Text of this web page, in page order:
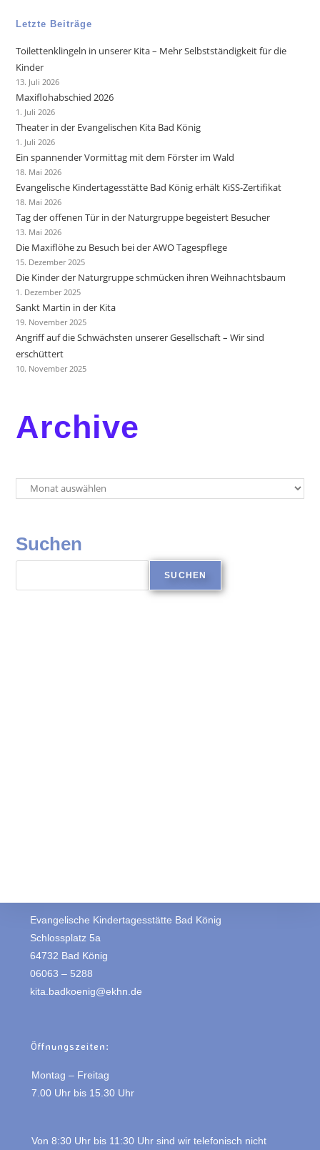
Letzte Beiträge
Toilettenklingeln in unserer Kita – Mehr Selbstständigkeit für die
Kinder
13. Juli 2026
Maxiflohabschied 2026
1. Juli 2026
Theater in der Evangelischen Kita Bad König
1. Juli 2026
Ein spannender Vormittag mit dem Förster im Wald
18. Mai 2026
Evangelische Kindertagesstätte Bad König erhält KiSS-Zertifikat
18. Mai 2026
Tag der offenen Tür in der Naturgruppe begeistert Besucher
13. Mai 2026
Die Maxiflöhe zu Besuch bei der AWO Tagespflege
15. Dezember 2025
Die Kinder der Naturgruppe schmücken ihren Weihnachtsbaum
1. Dezember 2025
Sankt Martin in der Kita
19. November 2025
Angriff auf die Schwächsten unserer Gesellschaft – Wir sind
erschüttert
10. November 2025
Archive
Suchen
SUCHEN
Evangelische Kindertagesstätte Bad König
Schlossplatz 5a
64732 Bad König
06063 – 5288
kita.badkoenig@ekhn.de
Öffnungszeiten:
Montag – Freitag
7.00 Uhr bis 15.30 Uhr
Von 8:30 Uhr bis 11:30 Uhr sind wir telefonisch nicht